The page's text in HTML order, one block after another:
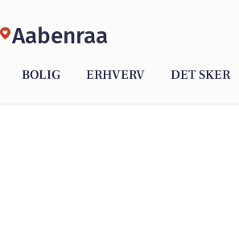
Aabenraa
BOLIG ERHVERV DET SKER